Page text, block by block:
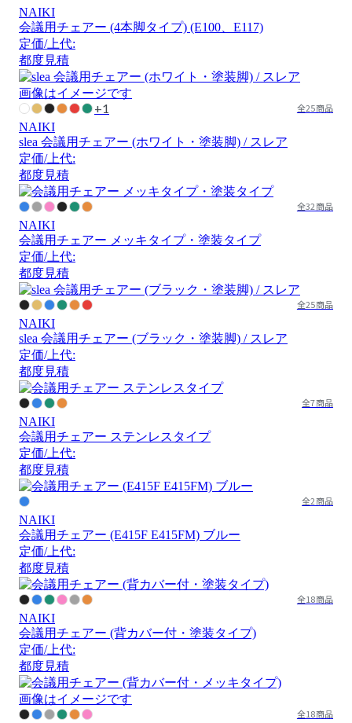
NAIKI
会議用チェアー (4本脚タイプ) (E100、E117)
定価/上代:
都度見積
画像はイメージです
+1 全25商品
NAIKI
slea 会議用チェアー (ホワイト・塗装脚) / スレア
定価/上代:
都度見積
全32商品
NAIKI
会議用チェアー メッキタイプ・塗装タイプ
定価/上代:
都度見積
全25商品
NAIKI
slea 会議用チェアー (ブラック・塗装脚) / スレア
定価/上代:
都度見積
全7商品
NAIKI
会議用チェアー ステンレスタイプ
定価/上代:
都度見積
全2商品
NAIKI
会議用チェアー (E415F E415FM) ブルー
定価/上代:
都度見積
全18商品
NAIKI
会議用チェアー (背カバー付・塗装タイプ)
定価/上代:
都度見積
画像はイメージです
全18商品